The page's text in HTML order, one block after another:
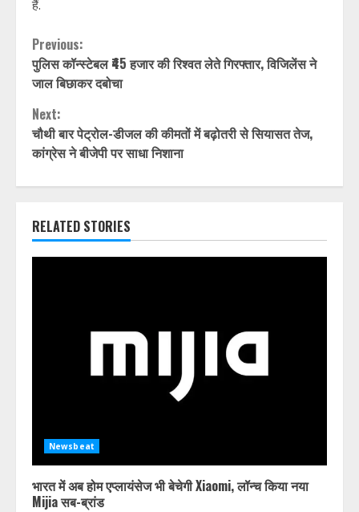
हैं.
Continue
Reading
Previous:
पुलिस कॉन्स्टेबल ₹45 हजार की रिश्वत लेते गिरफ्तार, विजिलेंस ने
जाल बिछाकर दबोचा
Next:
चौथी बार पेट्रोल-डीजल की कीमतों में बढ़ोतरी से सियासत तेज,
कांग्रेस ने बीजेपी पर साधा निशाना
RELATED STORIES
Newsbeat
भारत में अब होम एप्लायंसेज भी बेचेगी Xiaomi, लॉन्च किया नया
Mijia सब-ब्रांड